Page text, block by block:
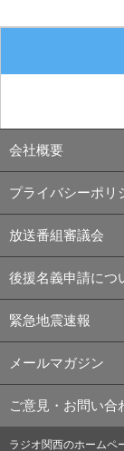
会社概要
プライバシーポリ
放送番組審議会
後援名義申請につ
緊急地震速報
メールマガジン
ご意見・お問い合
ラジオ関西のホームペ